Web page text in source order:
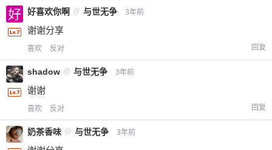
好喜欢你啊 @ 与世无争 3年前
谢谢分享
喜欢 反对 回复
shadow @ 与世无争 3年前
谢谢
喜欢 反对 回复
奶茶香味 @ 与世无争 3年前